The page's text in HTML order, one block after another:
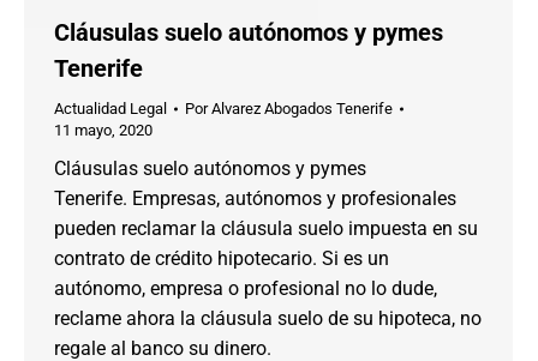
Cláusulas suelo autónomos y pymes
Tenerife
Actualidad Legal PorAlvarez Abogados Tenerife
11 mayo, 2020
Cláusulas suelo autónomos y pymes
Tenerife. Empresas, autónomos y profesionales
pueden reclamar la cláusula suelo impuesta en su
contrato de crédito hipotecario. Si es un
autónomo, empresa o profesional no lo dude,
reclame ahora la cláusula suelo de su hipoteca, no
regale al banco su dinero.